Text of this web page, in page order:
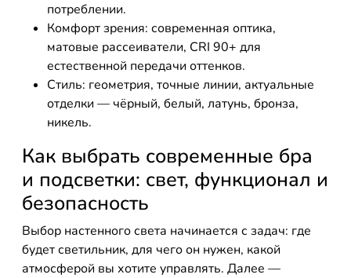
потреблении.
Комфорт зрения: современная оптика,
матовые рассеиватели, CRI 90+ для
естественной передачи оттенков.
Стиль: геометрия, точные линии, актуальные
отделки — чёрный, белый, латунь, бронза,
никель.
Как выбрать современные бра
и подсветки: свет, функционал и
безопасность
Выбор настенного света начинается с задач: где
будет светильник, для чего он нужен, какой
атмосферой вы хотите управлять. Далее —